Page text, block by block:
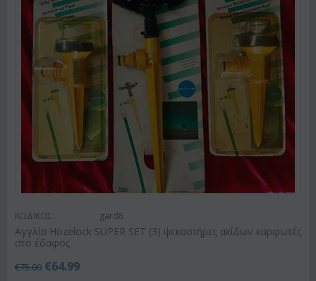
ΚΩΔΙΚΟΣ: gard8
Αγγλία Hozelock SUPER SET (3) ψεκαστήρες ακίδων καρφωτές
στο έδαφος
€75.00 €64.99